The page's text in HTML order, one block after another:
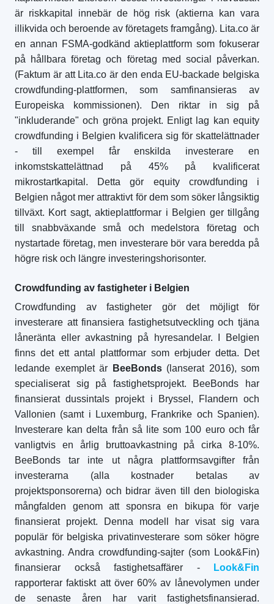
är riskkapital innebär de hög risk (aktierna kan vara
illikvida och beroende av företagets framgång). Lita.co är
en annan FSMA-godkänd aktieplattform som fokuserar
på hållbara företag och företag med social påverkan.
(Faktum är att Lita.co är den enda EU-backade belgiska
crowdfunding-plattformen, som samfinansieras av
Europeiska kommissionen). Den riktar in sig på
"inkluderande" och gröna projekt. Enligt lag kan equity
crowdfunding i Belgien kvalificera sig för skattelättnader
- till exempel får enskilda investerare en
inkomstskattelättnad på 45% på kvalificerat
mikrostartkapital. Detta gör equity crowdfunding i
Belgien något mer attraktivt för dem som söker långsiktig
tillväxt. Kort sagt, aktieplattformar i Belgien ger tillgång
till snabbväxande små och medelstora företag och
nystartade företag, men investerare bör vara beredda på
högre risk och längre investeringshorisonter.
Crowdfunding av fastigheter i Belgien
Crowdfunding av fastigheter gör det möjligt för
investerare att finansiera fastighetsutveckling och tjäna
låneränta eller avkastning på hyresandelar. I Belgien
finns det ett antal plattformar som erbjuder detta. Det
ledande exemplet är
BeeBonds(lanserat 2016), som
specialiserat sig på fastighetsprojekt. BeeBonds har
finansierat dussintals projekt i Bryssel, Flandern och
Vallonien (samt i Luxemburg, Frankrike och Spanien).
Investerare kan delta från så lite som 100 euro och får
vanligtvis en årlig bruttoavkastning på cirka 8-10%.
BeeBonds tar inte ut några plattformsavgifter från
investerarna (alla kostnader betalas av
projektsponsorerna) och bidrar även till den biologiska
mångfalden genom att sponsra en bikupa för varje
finansierat projekt. Denna modell har visat sig vara
populär för belgiska privatinvesterare som söker högre
avkastning. Andra crowdfunding-sajter (som Look&Fin)
finansierar också fastighetsaffärer -
Look&Fin
rapporterar faktiskt att över 60% av lånevolymen under
de senaste åren har varit fastighetsfinansierad.